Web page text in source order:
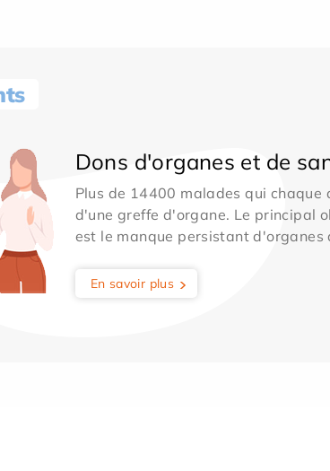
Dons d'organes et de
Plus de 14400 malades qui chaque
d'une greffe d'organe. Le principal
est le manque persistant d'organes
En savoir plus